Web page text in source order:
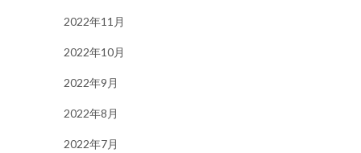
2022年11月
2022年10月
2022年9月
2022年8月
2022年7月